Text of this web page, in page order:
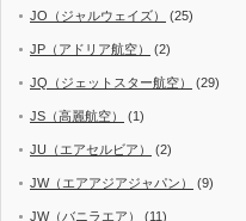
JO（ジャルウェイズ） (25)
JP（アドリア航空） (2)
JQ（ジェットスター航空） (29)
JS（高麗航空） (1)
JU（エアセルビア） (2)
JW（エアアジアジャパン） (9)
JW（バニラエア） (11)